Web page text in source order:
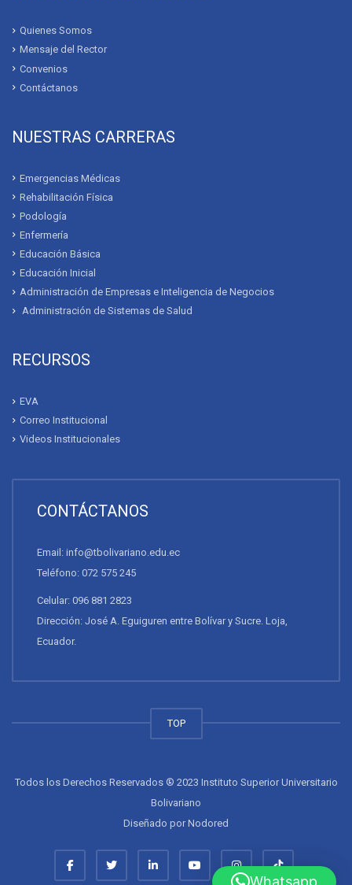
Quienes Somos
Mensaje del Rector
Convenios
Contáctanos
NUESTRAS CARRERAS
Emergencias Médicas
Rehabilitación Física
Podología
Enfermería
Educación Básica
Educación Inicial
Administración de Empresas e Inteligencia de Negocios
Administración de Sistemas de Salud
RECURSOS
EVA
Correo Institucional
Videos Institucionales
CONTÁCTANOS
Email: info@tbolivariano.edu.ec
Teléfono: 072 575 245
Celular: 096 881 2823
Dirección: José A. Eguiguren entre Bolívar y Sucre. Loja,
Ecuador.
TOP
Todos los Derechos Reservados ® 2023 Instituto Superior Universitario
Bolivariano
Diseñado porNodored
Whatsapp